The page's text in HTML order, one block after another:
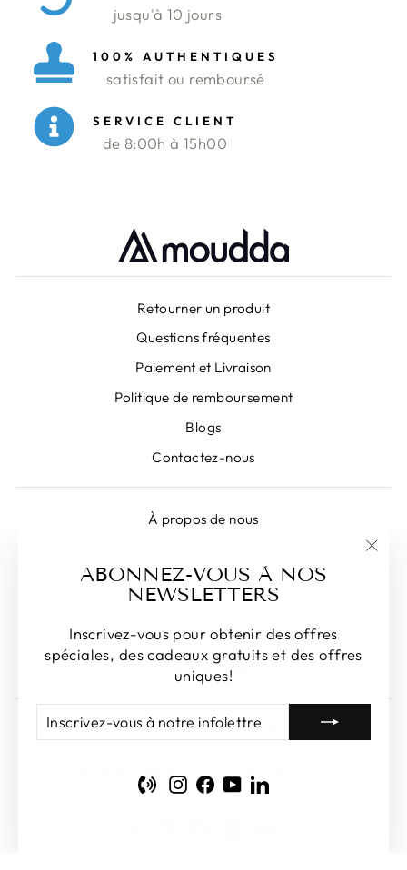
ABONNEZ-VOUS À NOS
NEWSLETTERS
Inscrivez-vous pour obtenir des offres
spéciales, des cadeaux gratuits et des offres
uniques!
VOUS
À
INFOLETTRE
PhoneInstagram
Facebook
YouTubeLinkedIn
jusqu'à 10 jours
100% AUTHENTIQUES
satisfait ou remboursé
SERVICE CLIENT
de 8:00h à 15h00
Retourner un produit
Questions fréquentes
Paiement et Livraison
Politique de remboursement
Blogs
Contactez-nous
À propos de nous
Devenir Partenaire
Propriété intellectuelle
Conditions d'utilisation
Recevez par e-mail nos offres spéciales et uniques!